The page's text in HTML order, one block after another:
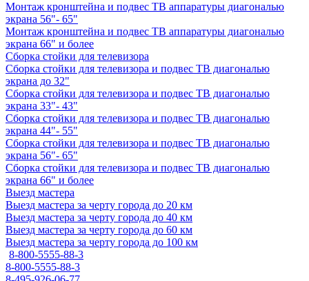
Монтаж кронштейна и подвес ТВ аппаратуры диагональю
экрана 56"- 65"
Монтаж кронштейна и подвес ТВ аппаратуры диагональю
экрана 66" и более
Сборка стойки для телевизора
Сборка стойки для телевизора и подвес ТВ диагональю
экрана до 32"
Сборка стойки для телевизора и подвес ТВ диагональю
экрана 33"- 43"
Сборка стойки для телевизора и подвес ТВ диагональю
экрана 44"- 55"
Сборка стойки для телевизора и подвес ТВ диагональю
экрана 56"- 65"
Сборка стойки для телевизора и подвес ТВ диагональю
экрана 66" и более
Выезд мастера
Выезд мастера за черту города до 20 км
Выезд мастера за черту города до 40 км
Выезд мастера за черту города до 60 км
Выезд мастера за черту города до 100 км
8-800-5555-88-3
8-800-5555-88-3